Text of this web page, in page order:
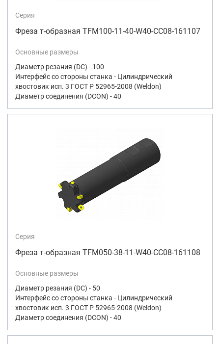
Серия
Фреза т-образная TFM100-11-40-W40-CC08-161107
Основные размеры
Диаметр резания (DC) - 100
Интерфейс со стороны станка - Цилиндрический
хвостовик исп. 3 ГОСТ Р 52965-2008 (Weldon)
Диаметр соединения (DCON) - 40
Серия
Фреза т-образная TFM050-38-11-W40-CC08-161108
Основные размеры
Диаметр резания (DC) - 50
Интерфейс со стороны станка - Цилиндрический
хвостовик исп. 3 ГОСТ Р 52965-2008 (Weldon)
Диаметр соединения (DCON) - 40